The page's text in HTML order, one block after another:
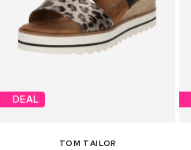
DEAL
TOM TAILOR